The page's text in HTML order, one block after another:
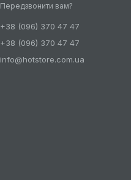
Передзвонити вам?
+38 (096) 370 47 47
+38 (096) 370 47 47
info@hotstore.com.ua